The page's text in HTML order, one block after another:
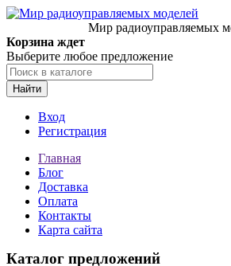
Мир радиоуправляемых
Корзина ждет
Выберите любое предложение
Найти
Вход
Регистрация
Главная
Блог
Доставка
Оплата
Контакты
Карта сайта
Каталог предложений